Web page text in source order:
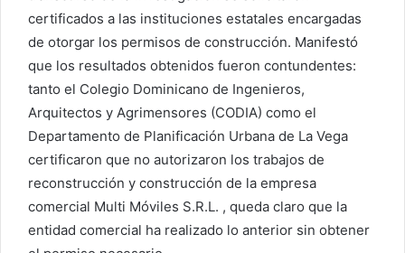
certificados a las instituciones estatales encargadas
de otorgar los permisos de construcción. Manifestó
que los resultados obtenidos fueron contundentes:
tanto el Colegio Dominicano de Ingenieros,
Arquitectos y Agrimensores (CODIA) como el
Departamento de Planificación Urbana de La Vega
certificaron que no autorizaron los trabajos de
reconstrucción y construcción de la empresa
comercial Multi Móviles S.R.L. , queda claro que la
entidad comercial ha realizado lo anterior sin obtener